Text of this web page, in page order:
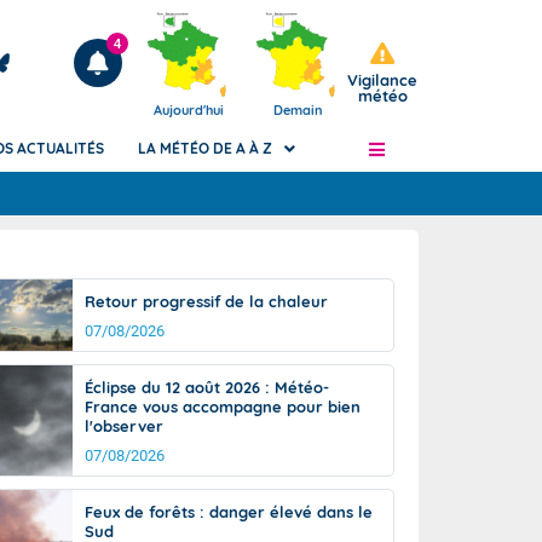
Articles
4
Aujourd'hui Demain
Vigilance
météo
de
Phénomènes dangereux de J+2 à J+7
Avertissement pluies intenses à l'échelle
des communes (Apic)
Bulletins Marine
Bulletins d'estimation du risque
d'avalanche
Météo des forêts
Vigicrues
ACTUALITÉS LA MÉTÉO DE A À Z
Retour progressif de la chaleur
07/08/2026
Éclipse du 12 août 2026 : Météo-
France vous accompagne pour bien
l'observer
07/08/2026
Feux de forêts : danger élevé dans le
Sud